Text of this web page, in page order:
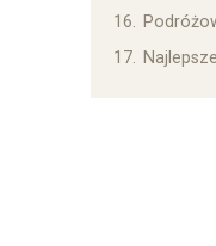
16.
17.